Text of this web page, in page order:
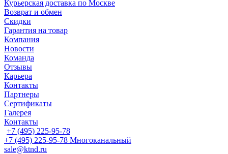
Курьерская доставка по Москве
Возврат и обмен
Скидки
Гарантия на товар
Компания
Новости
Команда
Отзывы
Карьера
Контакты
Партнеры
Сертификаты
Галерея
Контакты
+7 (495) 225-95-78
+7 (495) 225-95-78 Многоканальный
sale@ktnd.ru